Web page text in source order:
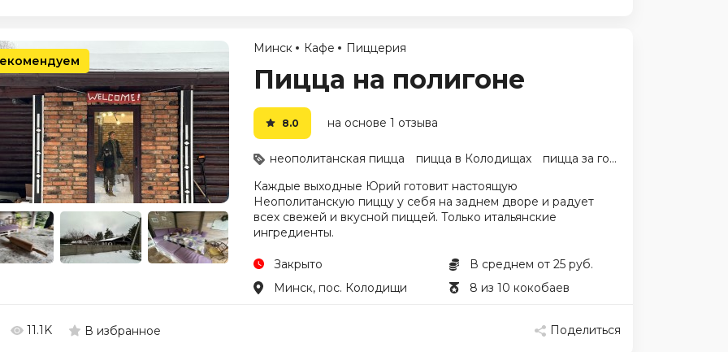
Минск Кафе Пиццерия
Пицца на полигоне
8.0 на основе 1 отзыва
неополитанская пицца пицца в Колодищах пицца за городом
Каждые выходные Юрий готовит настоящую
Неополитанскую пиццу у себя на заднем дворе и радует
всех свежей и вкусной пиццей. Только итальянские
ингредиенты.
Закрыто
В среднем от 25 руб.
Минск, пос. Колодищи
8 из 10 кокобаев
11.1K В избранное Поделиться